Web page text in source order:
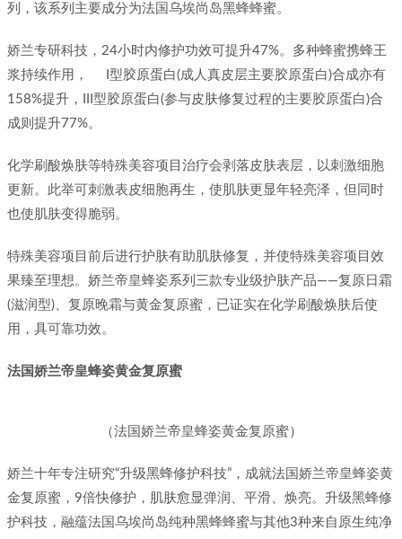
列，该系列主要成分为法国乌埃尚岛黑蜂蜂蜜。
娇兰专研科技，24小时内修护功效可提升47%。多种蜂蜜携蜂王
浆持续作用， I型胶原蛋白(成人真皮层主要胶原蛋白)合成亦有
158%提升，III型胶原蛋白(参与皮肤修复过程的主要胶原蛋白)合
成则提升77%。
化学刷酸焕肤等特殊美容项目治疗会剥落皮肤表层，以刺激细胞
更新。此举可刺激表皮细胞再生，使肌肤更显年轻亮泽，但同时
也使肌肤变得脆弱。
特殊美容项目前后进行护肤有助肌肤修复，并使特殊美容项目效
果臻至理想。娇兰帝皇蜂姿系列三款专业级护肤产品——复原日霜
(滋润型)、复原晚霜与黄金复原蜜，已证实在化学刷酸焕肤后使
用，具可靠功效。
法国娇兰帝皇蜂姿黄金复原蜜
（法国娇兰帝皇蜂姿黄金复原蜜）
娇兰十年专注研究“升级黑蜂修护科技”，成就法国娇兰帝皇蜂姿黄
金复原蜜，9倍快修护，肌肤愈显弹润、平滑、焕亮。升级黑蜂修
护科技，融蕴法国乌埃尚岛纯种黑蜂蜂蜜与其他3种来自原生纯净